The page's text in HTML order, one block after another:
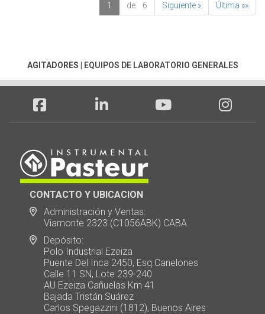
1 de 6 Siguiente » Última »»
AGITADORES EQUIPOS DE LABORATORIO GENERALES
CONTACTO Y UBICACION
Administración y Ventas:
Viamonte 2323 (C1056ABK) CABA
Depósito:
Polo Industrial Ezeiza
Puente Del Inca 2450, Esq.Canelones
Calle 11 SN, Lote 239-240
AU Ezeiza Cañuelas Km 41
Bajada Tristán Suárez
Carlos Spegazzini (1812), Buenos Aires